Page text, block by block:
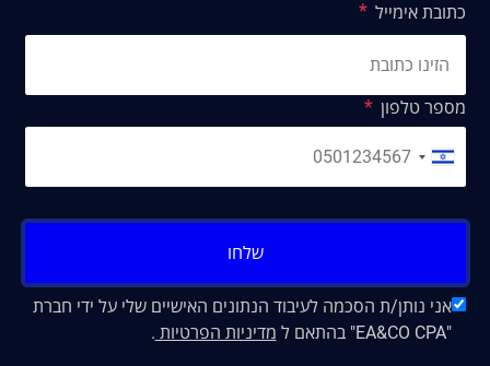
כתובת אימייל
מספר טלפון
שלחו
אני נותן/ת הסכמה לעיבוד הנתונים האישיים שלי על ידי חברת
"EA&CO CPA" בהתאם ל
מדיניות הפרטיות .